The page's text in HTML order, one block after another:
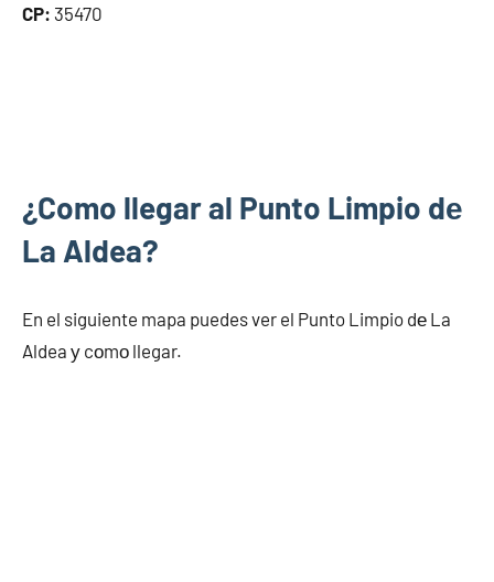
CP: 35470
¿Como llegar al Punto Limpio dе
La Aldea?
En el siguiente mapa puedes ver el Punto Limpio dе La
Aldea у cοmο llegar.